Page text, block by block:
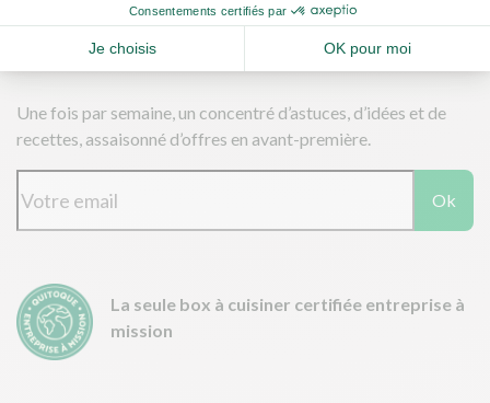
Une fois par semaine, un concentré d’astuces, d’idées et de
recettes, assaisonné d’offres en avant-première.
Ok
La seule box à cuisiner certifiée entreprise à
mission